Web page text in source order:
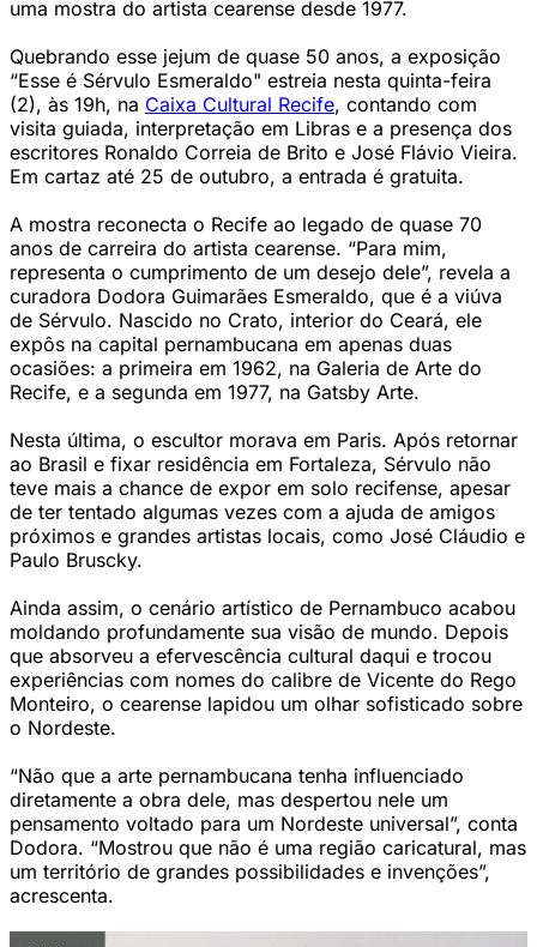
uma mostra do artista cearense desde 1977.
Quebrando esse jejum de quase 50 anos, a exposição
“Esse é Sérvulo Esmeraldo" estreia nesta quinta-feira
(2), às 19h, na Caixa Cultural Recife, contando com
visita guiada, interpretação em Libras e a presença dos
escritores Ronaldo Correia de Brito e José Flávio Vieira.
Em cartaz até 25 de outubro, a entrada é gratuita.
A mostra reconecta o Recife ao legado de quase 70
anos de carreira do artista cearense. “Para mim,
representa o cumprimento de um desejo dele”, revela a
curadora Dodora Guimarães Esmeraldo, que é a viúva
de Sérvulo. Nascido no Crato, interior do Ceará, ele
expôs na capital pernambucana em apenas duas
ocasiões: a primeira em 1962, na Galeria de Arte do
Recife, e a segunda em 1977, na Gatsby Arte.
Nesta última, o escultor morava em Paris. Após retornar
ao Brasil e fixar residência em Fortaleza, Sérvulo não
teve mais a chance de expor em solo recifense, apesar
de ter tentado algumas vezes com a ajuda de amigos
próximos e grandes artistas locais, como José Cláudio e
Paulo Bruscky.
Ainda assim, o cenário artístico de Pernambuco acabou
moldando profundamente sua visão de mundo. Depois
que absorveu a efervescência cultural daqui e trocou
experiências com nomes do calibre de Vicente do Rego
Monteiro, o cearense lapidou um olhar sofisticado sobre
o Nordeste.
“Não que a arte pernambucana tenha influenciado
diretamente a obra dele, mas despertou nele um
pensamento voltado para um Nordeste universal”, conta
Dodora. “Mostrou que não é uma região caricatural, mas
um território de grandes possibilidades e invenções”,
acrescenta.